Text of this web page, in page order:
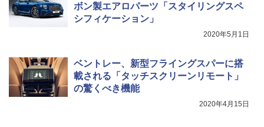
ボン製エアロパーツ「スタイリングスペ
シフィケーション」
2020年5月1日
ベントレー、新型フライングスパーに搭
載される「タッチスクリーンリモート」
の驚くべき機能
2020年4月15日